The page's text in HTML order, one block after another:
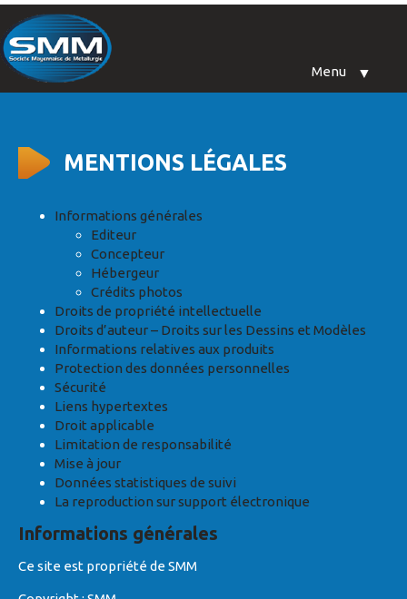
Menu ▼
QUI SOMMES-NOUS ?
NOS SAVOIR-FAIRE
CONTACT
MENTIONS LÉGALES
Informations générales
Editeur
Concepteur
Hébergeur
Crédits photos
Droits de propriété intellectuelle
Droits d’auteur – Droits sur les Dessins et Modèles
Informations relatives aux produits
Protection des données personnelles
Sécurité
Liens hypertextes
Droit applicable
Limitation de responsabilité
Mise à jour
Données statistiques de suivi
La reproduction sur support électronique
Informations générales
Ce site est propriété de SMM